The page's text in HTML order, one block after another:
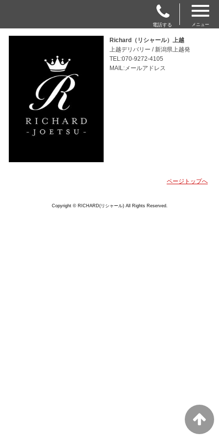
電話する メニュー
Richard（リシャール）上越
上越デリバリー / 新潟県上越発
TEL:070-9272-4105
MAIL:メールアドレス
ページトップへ
Copyright © RICHARD(リシャール) All Rights Reserved.